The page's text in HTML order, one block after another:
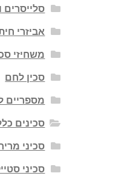
סלייסרים
אביזרי
משחיזי
סכין לחם
מספריים
סכינים
סכיני
סכיני